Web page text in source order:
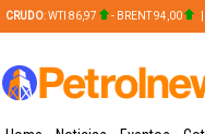
CRUDO: WTI 86,97 - BRENT 94,00